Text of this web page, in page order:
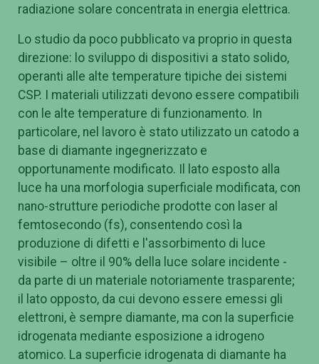
radiazione solare concentrata in energia elettrica.
Lo studio da poco pubblicato va proprio in questa
direzione: lo sviluppo di dispositivi a stato solido,
operanti alle alte temperature tipiche dei sistemi
CSP. I materiali utilizzati devono essere compatibili
con le alte temperature di funzionamento. In
particolare, nel lavoro è stato utilizzato un catodo a
base di diamante ingegnerizzato e
opportunamente modificato. Il lato esposto alla
luce ha una morfologia superficiale modificata, con
nano-strutture periodiche prodotte con laser al
femtosecondo (fs), consentendo così la
produzione di difetti e l'assorbimento di luce
visibile – oltre il 90% della luce solare incidente -
da parte di un materiale notoriamente trasparente;
il lato opposto, da cui devono essere emessi gli
elettroni, è sempre diamante, ma con la superficie
idrogenata mediante esposizione a idrogeno
atomico. La superficie idrogenata di diamante ha